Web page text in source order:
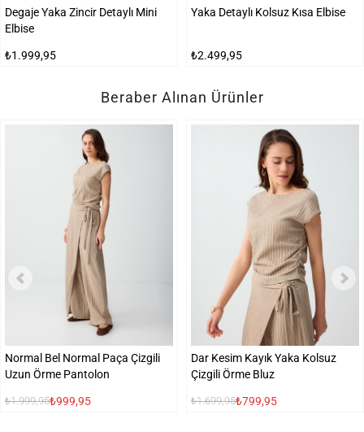
Degaje Yaka Zincir Detaylı Mini
Elbise
₺1.999,95
Yaka Detaylı Kolsuz Kısa Elbise
₺2.499,95
Beraber Alınan Ürünler
Normal Bel Normal Paça Çizgili
Uzun Örme Pantolon
₺1.999,95₺999,95
Dar Kesim Kayık Yaka Kolsuz
Çizgili Örme Bluz
₺1.699,95₺799,95